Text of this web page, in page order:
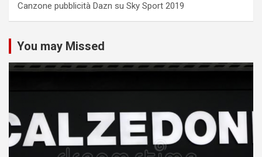
Canzone pubblicità Dazn su Sky Sport 2019
You may Missed